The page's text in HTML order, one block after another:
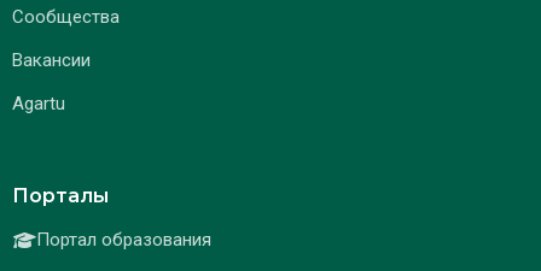
Сообщества
Вакансии
Agartu
Порталы
Портал образования